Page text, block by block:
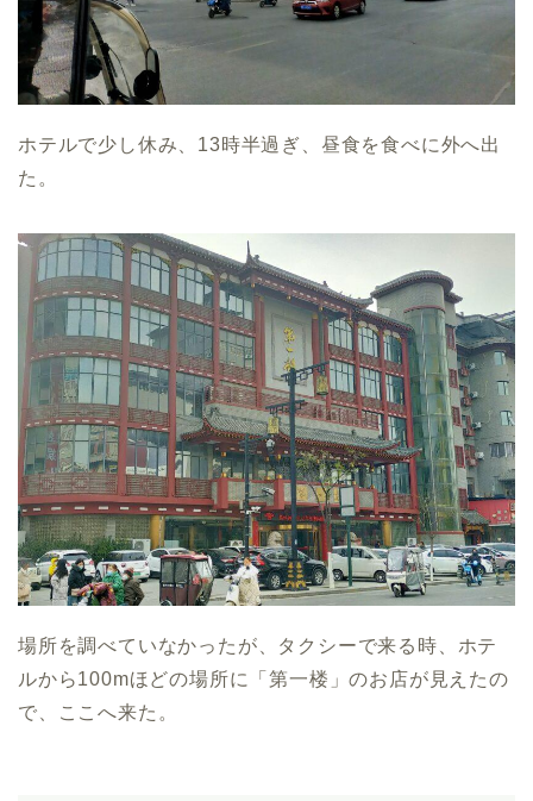
ホテルで少し休み、13時半過ぎ、昼食を食べに外へ出
た。
場所を調べていなかったが、タクシーで来る時、ホテ
ルから100mほどの場所に「第一楼」のお店が見えたの
で、ここへ来た。